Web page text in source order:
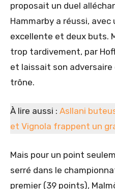
proposait un duel
Hammarby a réussi,
excellente et deux buts.
trop tardivement, par
et laissait son adversaire
trône.
À lire aussi : Asllani
et Vignola frappent un
Mais pour un point
serré dans le
premier (39 points),